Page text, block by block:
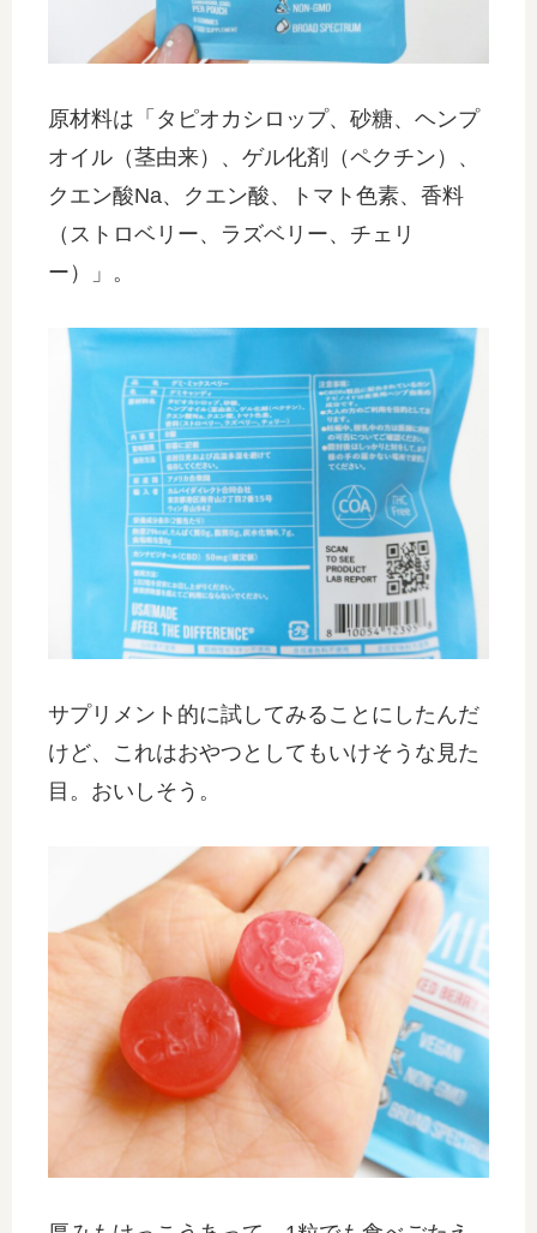
原材料は「タピオカシロップ、砂糖、ヘンプ
オイル（茎由来）、ゲル化剤（ペクチン）、
クエン酸Na、クエン酸、トマト色素、香料
（ストロベリー、ラズベリー、チェリ
ー）」。
サプリメント的に試してみることにしたんだ
けど、これはおやつとしてもいけそうな見た
目。おいしそう。